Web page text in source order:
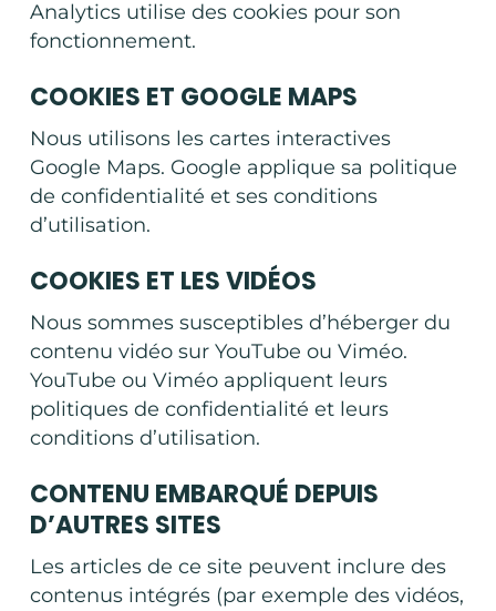
Analytics utilise des cookies pour son
fonctionnement.
COOKIES ET GOOGLE MAPS
Nous utilisons les cartes interactives
Google Maps. Google applique sa politique
de confidentialité et ses conditions
d’utilisation.
COOKIES ET LES VIDÉOS
Nous sommes susceptibles d’héberger du
contenu vidéo sur YouTube ou Viméo.
YouTube ou Viméo appliquent leurs
politiques de confidentialité et leurs
conditions d’utilisation.
CONTENU EMBARQUÉ DEPUIS
D’AUTRES SITES
Les articles de ce site peuvent inclure des
contenus intégrés (par exemple des vidéos,